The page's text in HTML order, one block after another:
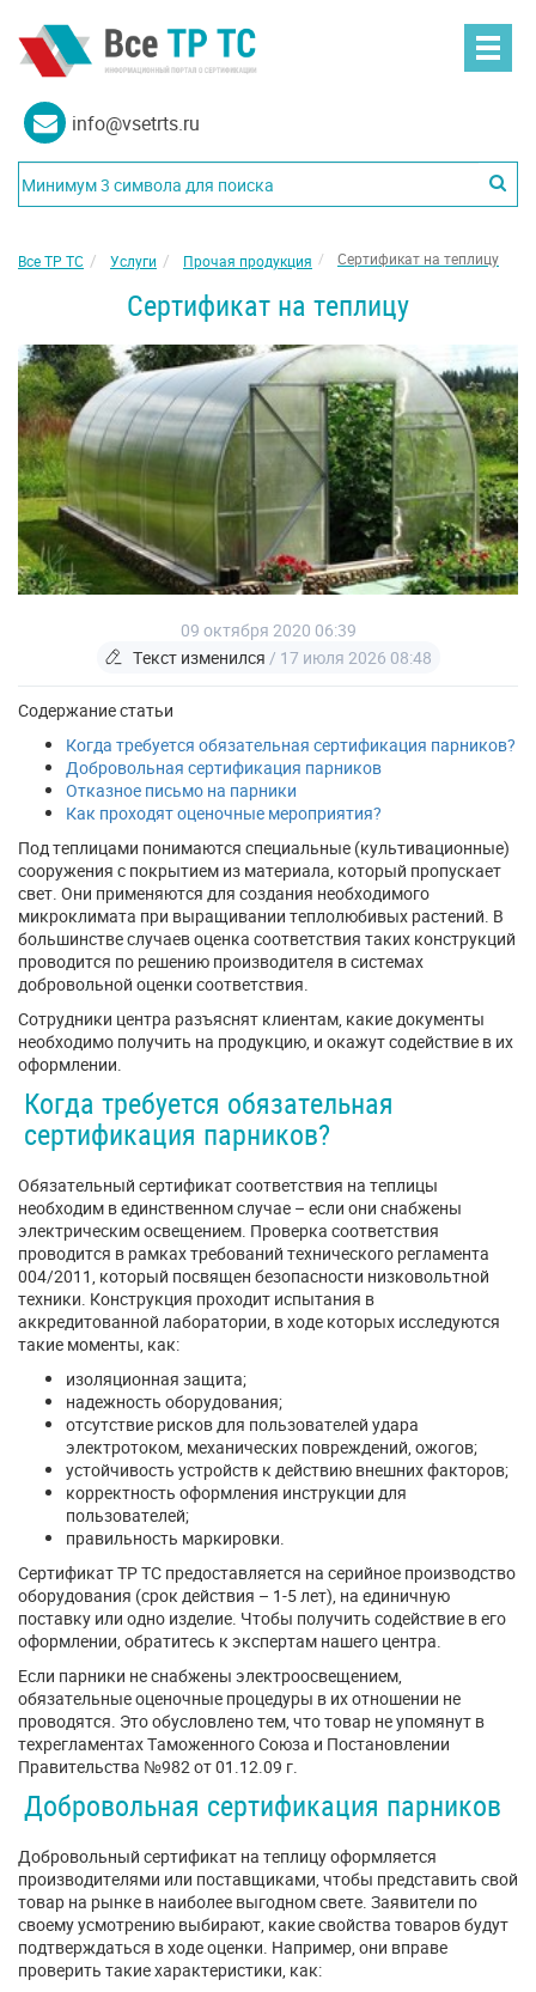
info@vsetrts.ru
Все ТР ТС Услуги Прочая продукция Сертификат на теплицу
Сертификат на теплицу
09 октября 2020 06:39
Текст изменился / 17 июля 2026 08:48
Содержание статьи
Когда требуется обязательная сертификация парников?
Добровольная сертификация парников
Отказное письмо на парники
Как проходят оценочные мероприятия?
Под теплицами понимаются специальные (культивационные)
сооружения с покрытием из материала, который пропускает
свет. Они применяются для создания необходимого
микроклимата при выращивании теплолюбивых растений. В
большинстве случаев оценка соответствия таких конструкций
проводится по решению производителя в системах
добровольной оценки соответствия.
Сотрудники центра разъяснят клиентам, какие документы
необходимо получить на продукцию, и окажут содействие в их
оформлении.
Когда требуется обязательная
сертификация парников?
Обязательный сертификат соответствия на теплицы
необходим в единственном случае – если они снабжены
электрическим освещением. Проверка соответствия
проводится в рамках требований технического регламента
004/2011, который посвящен безопасности низковольтной
техники. Конструкция проходит испытания в
аккредитованной лаборатории, в ходе которых исследуются
такие моменты, как:
изоляционная защита;
надежность оборудования;
отсутствие рисков для пользователей удара
электротоком, механических повреждений, ожогов;
устойчивость устройств к действию внешних факторов;
корректность оформления инструкции для
пользователей;
правильность маркировки.
Сертификат ТР ТС предоставляется на серийное производство
оборудования (срок действия – 1-5 лет), на единичную
поставку или одно изделие. Чтобы получить содействие в его
оформлении, обратитесь к экспертам нашего центра.
Если парники не снабжены электроосвещением,
обязательные оценочные процедуры в их отношении не
проводятся. Это обусловлено тем, что товар не упомянут в
техрегламентах Таможенного Союза и Постановлении
Правительства №982 от 01.12.09 г.
Добровольная сертификация парников
Добровольный сертификат на теплицу оформляется
производителями или поставщиками, чтобы представить свой
товар на рынке в наиболее выгодном свете. Заявители по
своему усмотрению выбирают, какие свойства товаров будут
подтверждаться в ходе оценки. Например, они вправе
проверить такие характеристики, как: